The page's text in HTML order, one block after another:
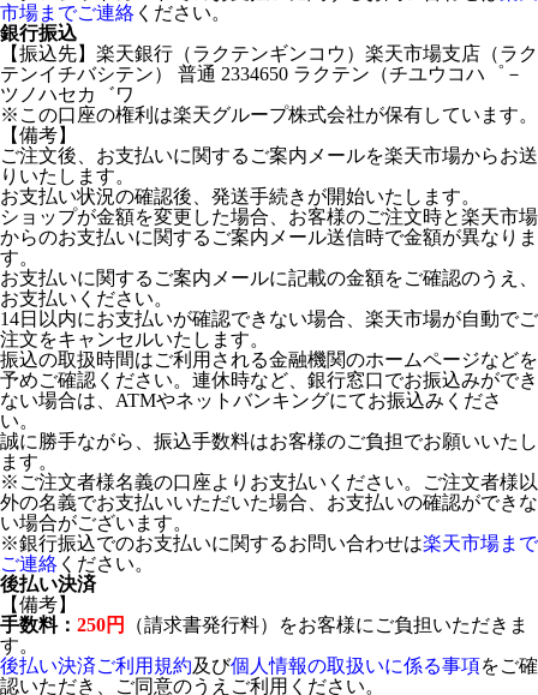
市場までご連絡 ください。
銀行振込
【振込先】楽天銀行（ラクテンギンコウ）楽天市場支店（ラク
テンイチバシテン） 普通 2334650 ラクテン（チユウコハ゜－
ツノハセカ゛ワ
※この口座の権利は楽天グループ株式会社が保有しています。
【備考】
ご注文後、お支払いに関するご案内メールを楽天市場からお送
りいたします。
お支払い状況の確認後、発送手続きが開始いたします。
ショップが金額を変更した場合、お客様のご注文時と楽天市場
からのお支払いに関するご案内メール送信時で金額が異なりま
す。
お支払いに関するご案内メールに記載の金額をご確認のうえ、
お支払いください。
14日以内にお支払いが確認できない場合、楽天市場が自動でご
注文をキャンセルいたします。
振込の取扱時間はご利用される金融機関のホームページなどを
予めご確認ください。連休時など、銀行窓口でお振込みができ
ない場合は、ATMやネットバンキングにてお振込みくださ
い。
誠に勝手ながら、振込手数料はお客様のご負担でお願いいたし
ます。
※ご注文者様名義の口座よりお支払いください。ご注文者様以
外の名義でお支払いいただいた場合、お支払いの確認ができな
い場合がございます。
※銀行振込でのお支払いに関するお問い合わせは楽天市場まで
ご連絡 ください。
後払い決済
【備考】
手数料： 250円
（請求書発行料）をお客様にご負担いただきま
す。
後払い決済ご利用規約及び個人情報の取扱いに係る事項をご確
認いただき、ご同意のうえご利用ください。